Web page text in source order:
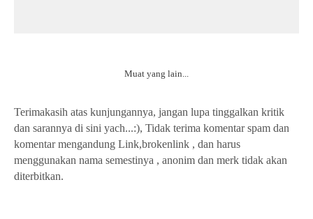
Muat yang lain...
Terimakasih atas kunjungannya, jangan lupa tinggalkan kritik
dan sarannya di sini yach...:), Tidak terima komentar spam dan
komentar mengandung Link,brokenlink , dan harus
menggunakan nama semestinya , anonim dan merk tidak akan
diterbitkan.